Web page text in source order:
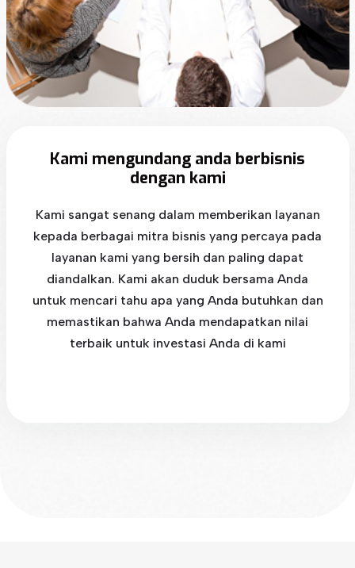
Kami mengundang anda berbisnis
dengan kami
Kami sangat senang dalam memberikan layanan
kepada berbagai mitra bisnis yang percaya pada
layanan kami yang bersih dan paling dapat
diandalkan. Kami akan duduk bersama Anda
untuk mencari tahu apa yang Anda butuhkan dan
memastikan bahwa Anda mendapatkan nilai
terbaik untuk investasi Anda di kami